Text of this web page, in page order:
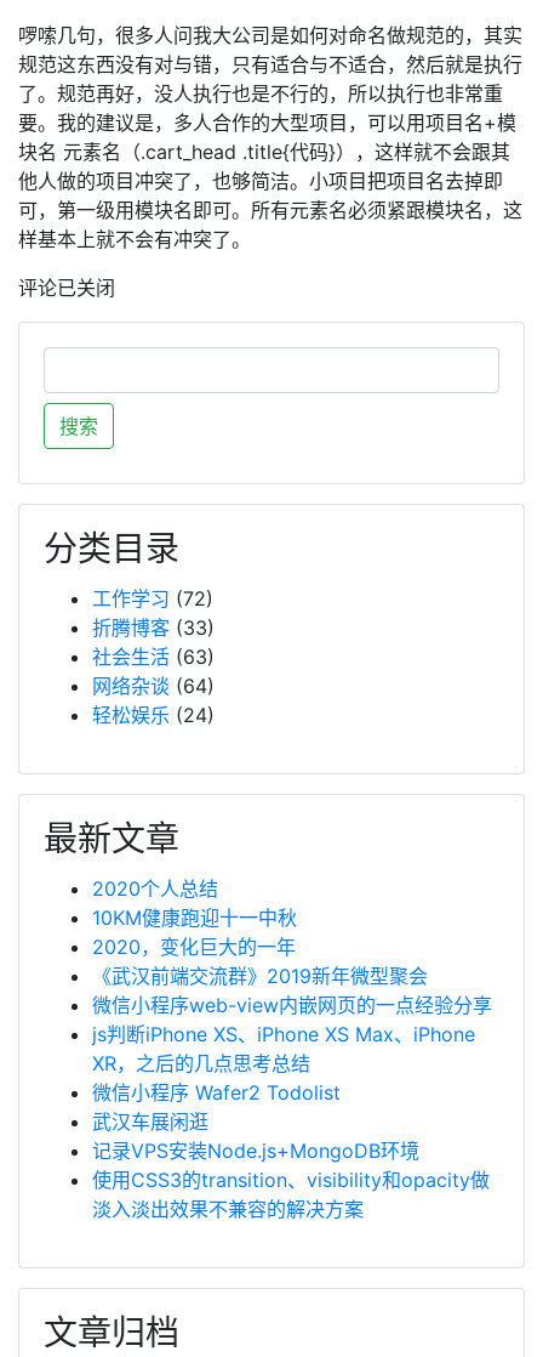
啰嗦几句，很多人问我大公司是如何对命名做规范的，其实
规范这东西没有对与错，只有适合与不适合，然后就是执行
了。规范再好，没人执行也是不行的，所以执行也非常重
要。我的建议是，多人合作的大型项目，可以用项目名+模
块名 元素名（.cart_head .title{代码}），这样就不会跟其
他人做的项目冲突了，也够简洁。小项目把项目名去掉即
可，第一级用模块名即可。所有元素名必须紧跟模块名，这
样基本上就不会有冲突了。
评论已关闭
分类目录
工作学习 (72)
折腾博客 (33)
社会生活 (63)
网络杂谈 (64)
轻松娱乐 (24)
最新文章
2020个人总结
10KM健康跑迎十一中秋
2020，变化巨大的一年
《武汉前端交流群》2019新年微型聚会
微信小程序web-view内嵌网页的一点经验分享
js判断iPhone XS、iPhone XS Max、iPhone
XR，之后的几点思考总结
微信小程序 Wafer2 Todolist
武汉车展闲逛
记录VPS安装Node.js+MongoDB环境
使用CSS3的transition、visibility和opacity做
淡入淡出效果不兼容的解决方案
文章归档